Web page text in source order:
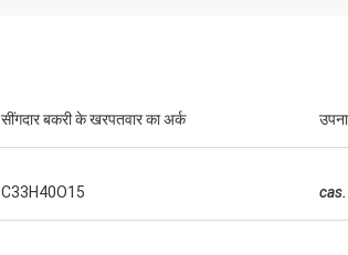
सींगदार बकरी के खरपतवार का अर्क
C33H40O15 cas.